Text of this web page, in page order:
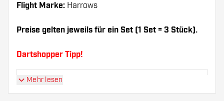
Flight Marke: Harrows
Preise gelten jeweils für ein Set (1 Set = 3 Stück).
Dartshopper Tipp!
Sorgen Sie für genügend Ersatz Flights und
Shafts. Diese können sich durch Gebrauch
Mehr lesen